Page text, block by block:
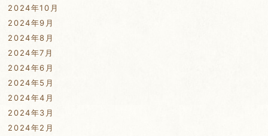
2024年10月
2024年9月
2024年8月
2024年7月
2024年6月
2024年5月
2024年4月
2024年3月
2024年2月